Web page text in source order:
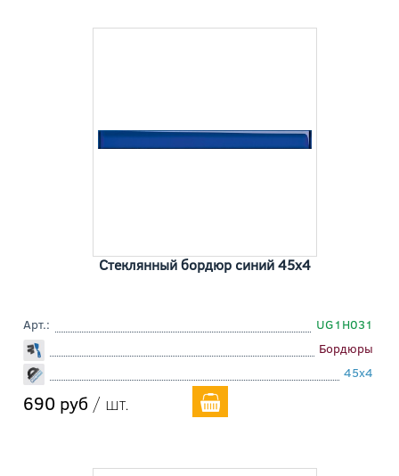
Стеклянный бордюр синий 45x4
Арт.:
UG1H031
Бордюры
45x4
690 руб / шт.